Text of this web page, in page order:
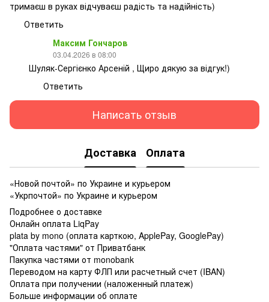
тримаєш в руках відчуваєш радість та надійність)
Ответить
Максим Гончаров
03.04.2026 в 08:00
Шуляк-Сергієнко Арсеній , Щиро дякую за відгук!)
Ответить
Написать отзыв
Доставка Оплата
«Новой почтой» по Украине и курьером
«Укрпочтой» по Украине и курьером
Подробнее о доставке
Онлайн оплата LiqPay
plata by mono (оплата карткою, ApplePay, GooglePay)
"Оплата частями" от Приватбанк
Пакупка частями от monobank
Переводом на карту ФЛП или расчетный счет (IBAN)
Оплата при получении (наложенный платеж)
Больше информации об оплате